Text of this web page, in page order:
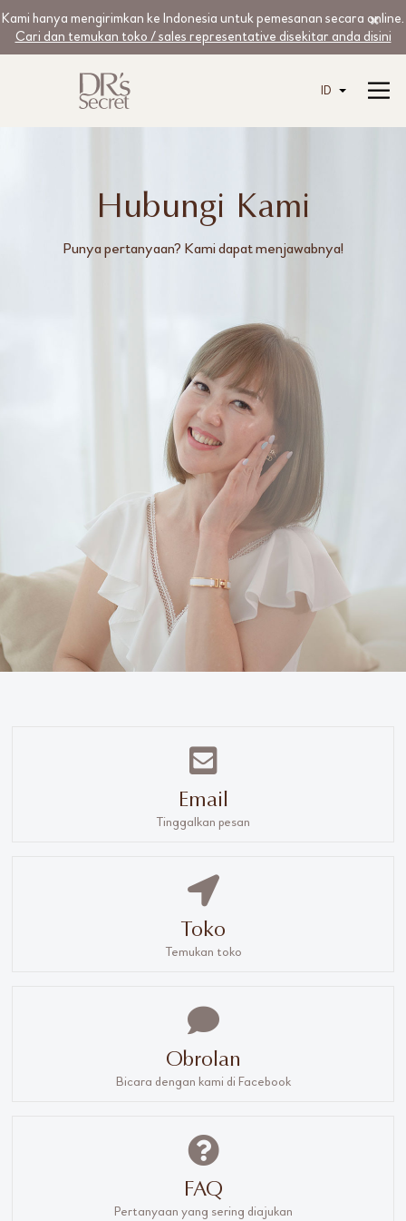
Kami hanya mengirimkan ke Indonesia untuk pemesanan secara online.
Cari dan temukan toko / sales representative disekitar anda disini
ID
Hubungi Kami
Punya pertanyaan? Kami dapat menjawabnya!
Email
Tinggalkan pesan
Toko
Temukan toko
Obrolan
Bicara dengan kami di Facebook
FAQ
Pertanyaan yang sering diajukan